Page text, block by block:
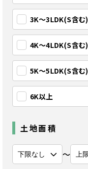
3K〜3LDK(S含む)
4K〜4LDK(S含む)
5K〜5LDK(S含む)
6K以上
土地面積
〜